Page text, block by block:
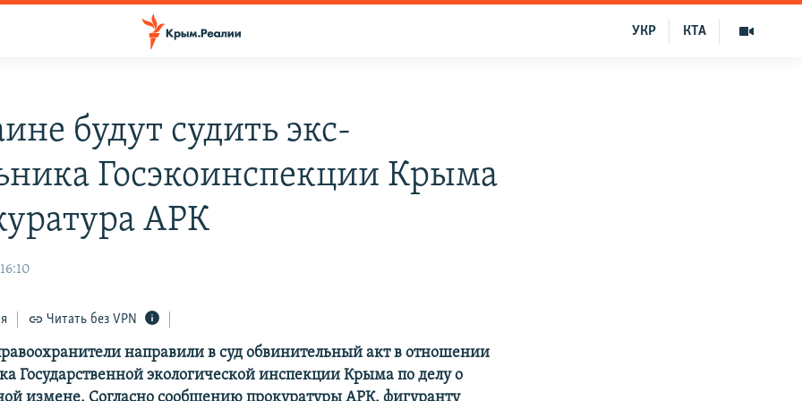
КТА
УКР
будут судить экс-
Госэкоинспекции Крыма
АРК
Читать без VPN
направили в суд обвинительный акт в отношении
Государственной экологической инспекции Крыма по делу о